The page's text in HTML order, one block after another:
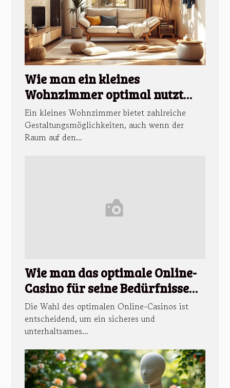
Wie man ein kleines
Wohnzimmer optimal nutzt
und einrichtet
Ein kleines Wohnzimmer bietet zahlreiche
Gestaltungsmöglichkeiten, auch wenn der
Raum auf den...
Wie man das optimale Online-
Casino für seine Bedürfnisse
findet?
Die Wahl des optimalen Online-Casinos ist
entscheidend, um ein sicheres und
unterhaltsames...